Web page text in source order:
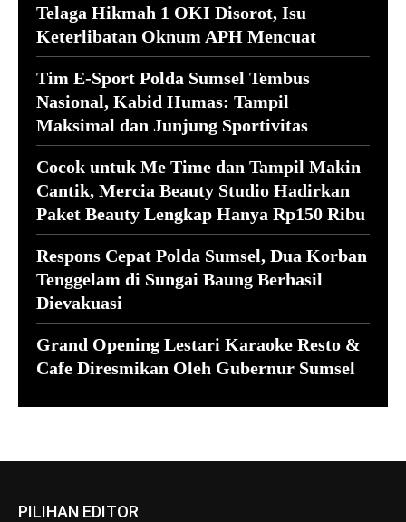
Telaga Hikmah 1 OKI Disorot, Isu
Keterlibatan Oknum APH Mencuat
Tim E-Sport Polda Sumsel Tembus
Nasional, Kabid Humas: Tampil
Maksimal dan Junjung Sportivitas
Cocok untuk Me Time dan Tampil Makin
Cantik, Mercia Beauty Studio Hadirkan
Paket Beauty Lengkap Hanya Rp150 Ribu
Respons Cepat Polda Sumsel, Dua Korban
Tenggelam di Sungai Baung Berhasil
Dievakuasi
Grand Opening Lestari Karaoke Resto &
Cafe Diresmikan Oleh Gubernur Sumsel
PILIHAN EDITOR